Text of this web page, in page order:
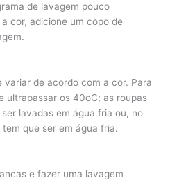
de lavagem pouco
cor, adicione um copo de
de acordo com a cor. Para
ultrapassar os 40oC; as roupas
lavadas em água fria ou, no
que ser em água fria.
e fazer uma lavagem